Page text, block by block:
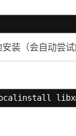
装（会自动尝试